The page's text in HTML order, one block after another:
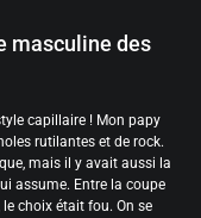
masculine des
capillaire ! Mon papy
rutilantes et de rock.
mais il y avait aussi la
assume. Entre la coupe
choix était fou. On se